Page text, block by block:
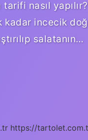
nasıl
kadar incecik
salatanın…
https://